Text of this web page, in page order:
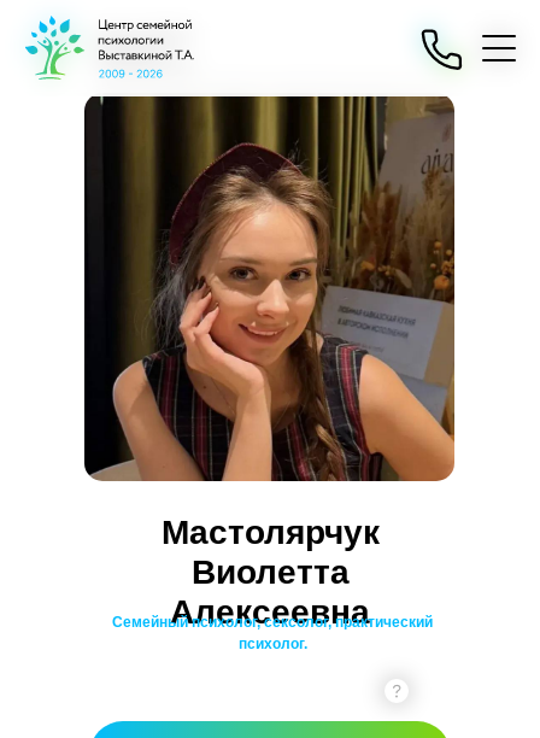
Мастолярчук
Виолетта
Алексеевна
Семейный психолог, сексолог, практический
психолог.